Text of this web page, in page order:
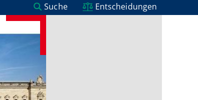
Suche Entscheidungen